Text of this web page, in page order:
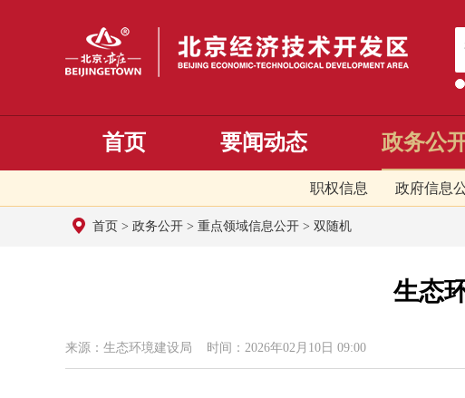
首页 要闻动态 政务公
职权信息 政府信息
首页 > 政务公开 > 重点领域信息公开 > 双随机
生态
来源：​生态环境建设局 时间：2026年02月10日 09:00